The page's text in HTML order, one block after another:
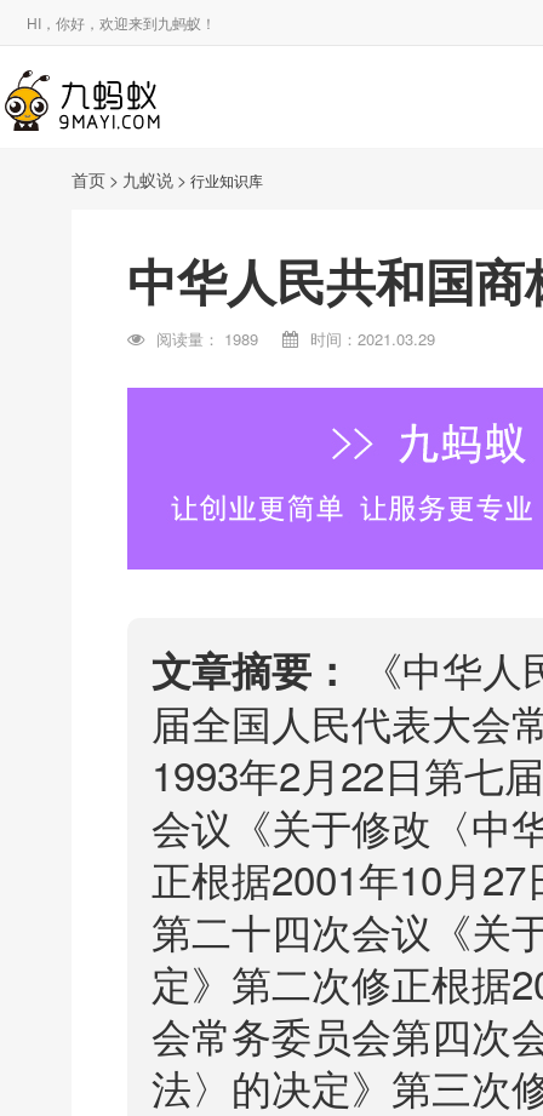
HI，你好，欢迎来到九蚂蚁！
首页 > 九蚁说 > 行业知识库
中华人民共和国
阅读量： 1989 时间：2021.03.29
文章摘要：
《中华
届全国人民代表大会
1993年2月22日第七
会议《关于修改〈中
正根据2001年10月
第二十四次会议《关
定》第二次修正根据
会常务委员会第四次
法〉的决定》第三次